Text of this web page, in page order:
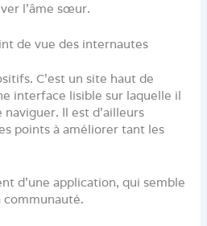
l’âme sœur.
de vue des internautes
C’est un site haut de
interface lisible sur laquelle il
Il est d’ailleurs
points à améliorer tant les
d’une application, qui semble
communauté.